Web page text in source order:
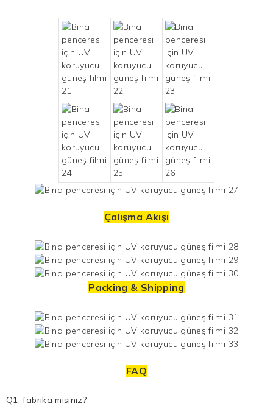
Çalışma Akışı
Packing & Shipping
FAQ
Q1: fabrika mısınız?